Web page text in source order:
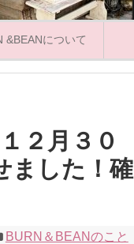
について
２月３０
ました！確
BURN＆BEANのこと